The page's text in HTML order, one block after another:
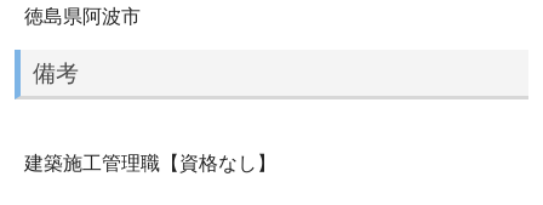
徳島県阿波市
備考
建築施工管理職【資格なし】